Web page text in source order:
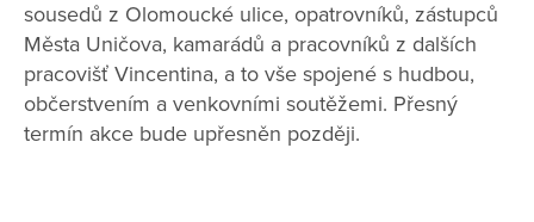
sousedů z Olomoucké ulice, opatrovníků, zástupců
Města Uničova, kamarádů a pracovníků z dalších
pracovišť Vincentina, a to vše spojené s hudbou,
občerstvením a venkovními soutěžemi. Přesný
termín akce bude upřesněn později.